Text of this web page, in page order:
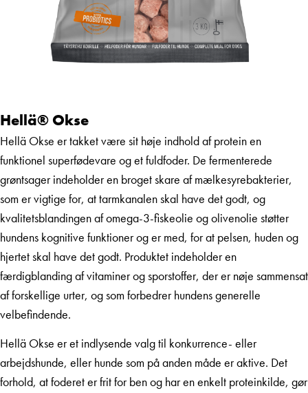
Hellä® Okse
Hellä Okse er takket være sit høje indhold af protein en
funktionel superfødevare og et fuldfoder. De fermenterede
grøntsager indeholder en broget skare af mælkesyrebakterier,
som er vigtige for, at tarmkanalen skal have det godt, og
kvalitetsblandingen af omega-3-fiskeolie og olivenolie støtter
hundens kognitive funktioner og er med, for at pelsen, huden og
hjertet skal have det godt. Produktet indeholder en
færdigblanding af vitaminer og sporstoffer, der er nøje sammensat
af forskellige urter, og som forbedrer hundens generelle
velbefindende.
Hellä Okse er et indlysende valg til konkurrence- eller
arbejdshunde, eller hunde som på anden måde er aktive. Det
forhold, at foderet er frit for ben og har en enkelt proteinkilde, gør